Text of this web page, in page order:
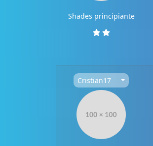
Shades principiante
Cristian17